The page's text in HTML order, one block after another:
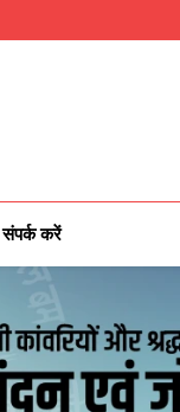
संपर्क करें